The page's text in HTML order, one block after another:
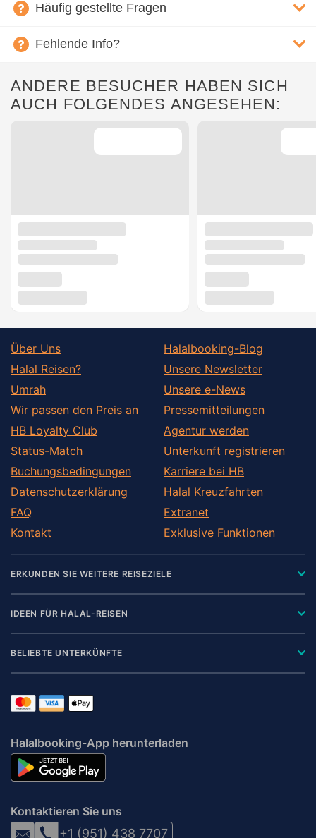
Häufig gestellte Fragen
Fehlende Info?
ANDERE BESUCHER HABEN SICH
AUCH FOLGENDES ANGESEHEN:
Über Uns
Halal Reisen?
Umrah
Wir passen den Preis an
HB Loyalty Club
Status-Match
Buchungsbedingungen
Datenschutzerklärung
FAQ
Kontakt
Halalbooking-Blog
Unsere Newsletter
Unsere e-News
Pressemitteilungen
Agentur werden
Unterkunft registrieren
Karriere bei HB
Halal Kreuzfahrten
Extranet
Exklusive Funktionen
ERKUNDEN SIE WEITERE REISEZIELE
IDEEN FÜR HALAL-REISEN
BELIEBTE UNTERKÜNFTE
Halalbooking-App herunterladen
Kontaktieren Sie uns
+1 (951) 438 7707